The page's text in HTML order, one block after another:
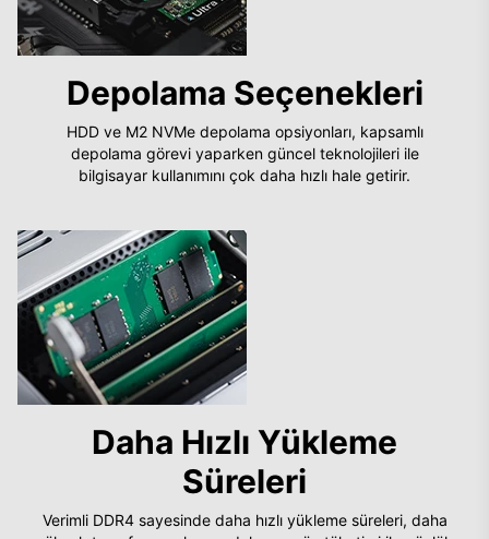
Depolama Seçenekleri
HDD ve M2 NVMe depolama opsiyonları, kapsamlı
depolama görevi yaparken güncel teknolojileri ile
bilgisayar kullanımını çok daha hızlı hale getirir.
Daha Hızlı Yükleme
Süreleri
Verimli DDR4 sayesinde daha hızlı yükleme süreleri, daha